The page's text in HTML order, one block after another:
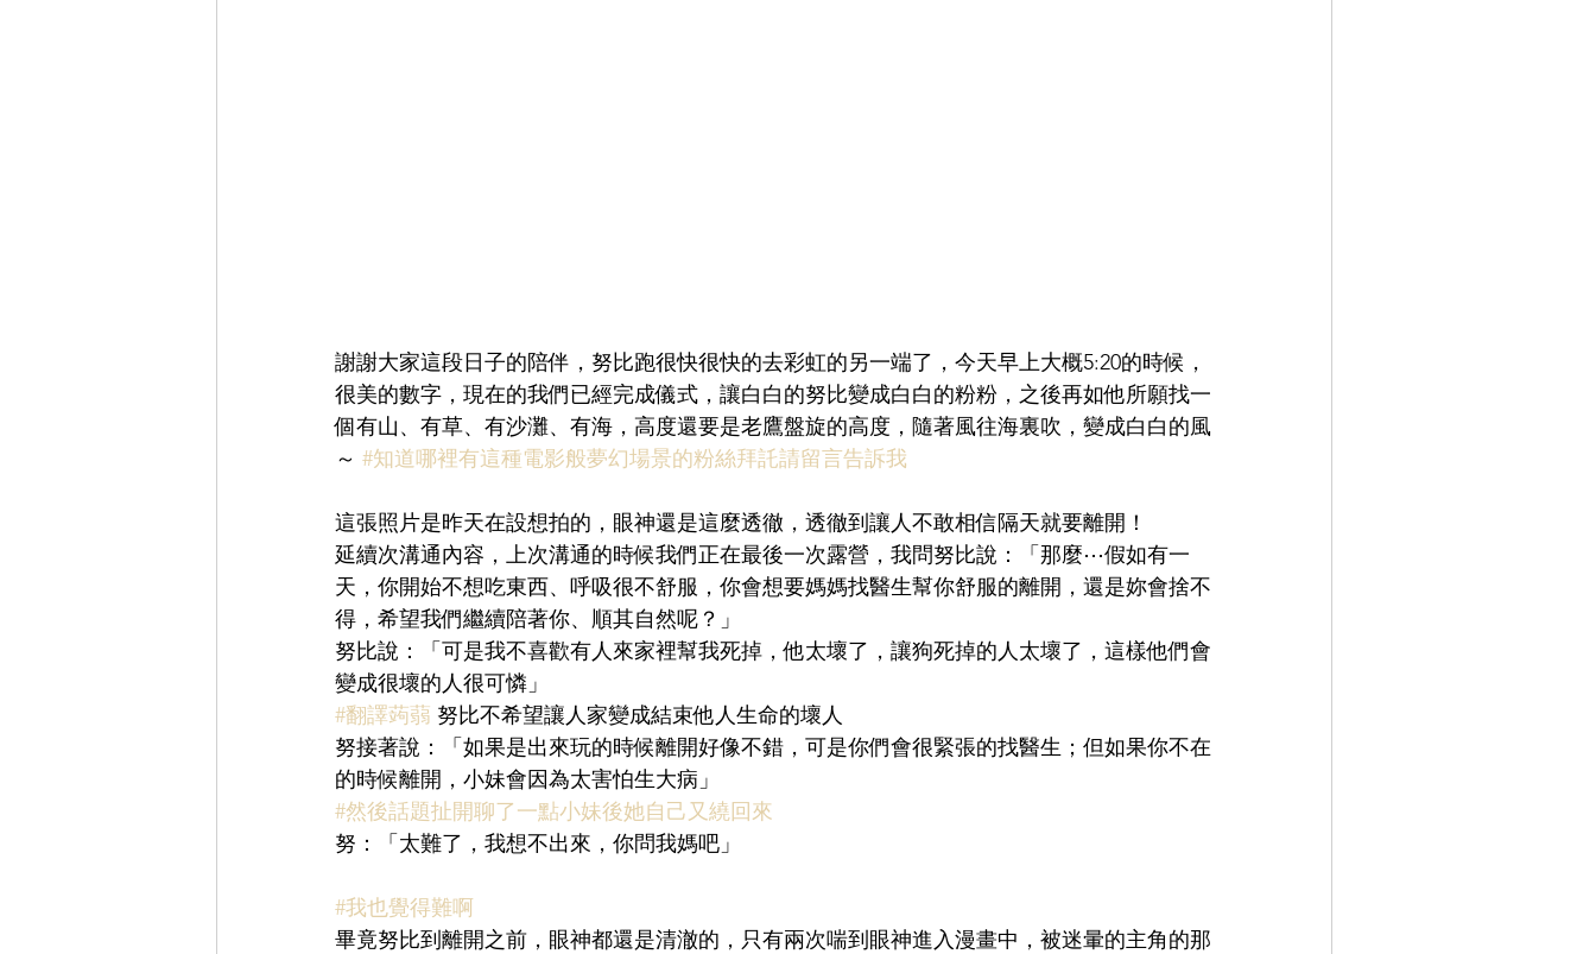
謝謝大家這段日子的陪伴，努比跑很快很快的去彩虹的另一端了，今天早上大概5:20的時候，
很美的數字，現在的我們已經完成儀式，讓白白的努比變成白白的粉粉，之後再如他所願找一
個有山、有草、有沙灘、有海，高度還要是老鷹盤旋的高度，隨著風往海裏吹，變成白白的風
～ #知道哪裡有這種電影般夢幻場景的粉絲拜託請留言告訴我
這張照片是昨天在設想拍的，眼神還是這麼透徹，透徹到讓人不敢相信隔天就要離開！
延續次溝通內容，上次溝通的時候我們正在最後一次露營，我問努比說：「那麼⋯假如有一
天，你開始不想吃東西、呼吸很不舒服，你會想要媽媽找醫生幫你舒服的離開，還是妳會捨不
得，希望我們繼續陪著你、順其自然呢？」
努比說：「可是我不喜歡有人來家裡幫我死掉，他太壞了，讓狗死掉的人太壞了，這樣他們會
變成很壞的人很可憐」
#翻譯蒟蒻 努比不希望讓人家變成結束他人生命的壞人
努接著說：「如果是出來玩的時候離開好像不錯，可是你們會很緊張的找醫生；但如果你不在
的時候離開，小妹會因為太害怕生大病」
#然後話題扯開聊了一點小妹後她自己又繞回來
努：「太難了，我想不出來，你問我媽吧」
#我也覺得難啊
畢竟努比到離開之前，眼神都還是清澈的，只有兩次喘到眼神進入漫畫中，被迷暈的主角的那